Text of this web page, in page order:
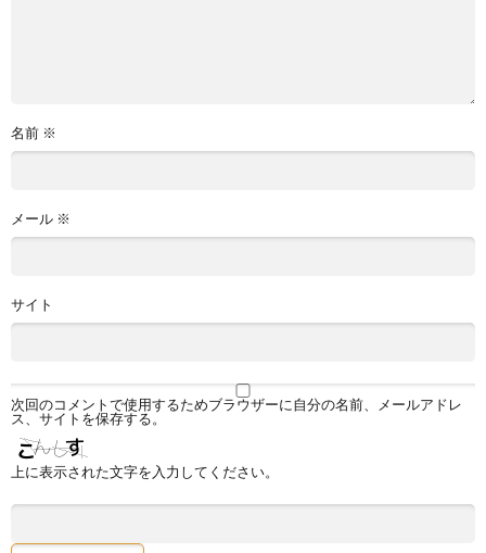
名前 ※
メール ※
サイト
次回のコメントで使用するためブラウザーに自分の名前、メールアドレ
ス、サイトを保存する。
上に表示された文字を入力してください。